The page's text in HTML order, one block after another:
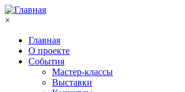
Перейти к основному содержанию
×
Главная
О проекте
События
Мастер-классы
Выставки